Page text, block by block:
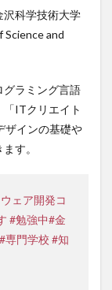
沢科学技術大学
and
グラミング言語
「ITクリエイト
インの基礎や
す。
ェア開発コ
#勉強中#金
#専門学校 #知